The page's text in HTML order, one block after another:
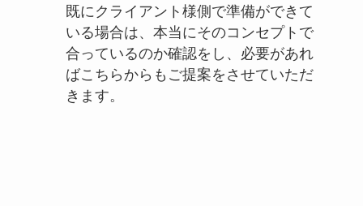
既にクライアント様側で準備ができて
いる場合は、本当にそのコンセプトで
合っているのか確認をし、必要があれ
ばこちらからもご提案をさせていただ
きます。